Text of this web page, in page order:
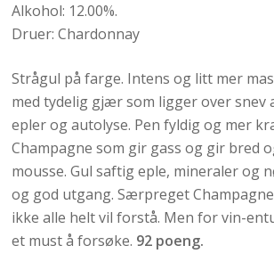
Alkohol: 12.00%.
Druer: Chardonnay
Strågul på farge. Intens og litt mer
med tydelig gjær som ligger over snev
epler og autolyse. Pen fyldig og mer
Champagne som gir gass og gir bred
mousse. Gul saftig eple, mineraler og
og god utgang. Særpreget
ikke alle helt vil forstå. Men for vin-
et must å forsøke. 92 poeng.